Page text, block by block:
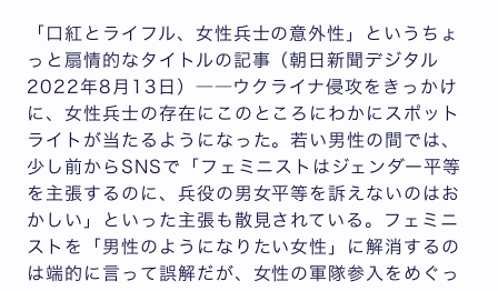
「口紅とライフル、女性兵士の意外性」というちょ
っと扇情的なタイトルの記事（朝日新聞デジタル
2022年8月13日）――ウクライナ侵攻をきっかけ
に、女性兵士の存在にこのところにわかにスポット
ライトが当たるようになった。若い男性の間では、
少し前からSNSで「フェミニストはジェンダー平等
を主張するのに、兵役の男女平等を訴えないのはお
かしい」といった主張も散見されている。フェミニ
ストを「男性のようになりたい女性」に解消するの
は端的に言って誤解だが、女性の軍隊参入をめぐっ